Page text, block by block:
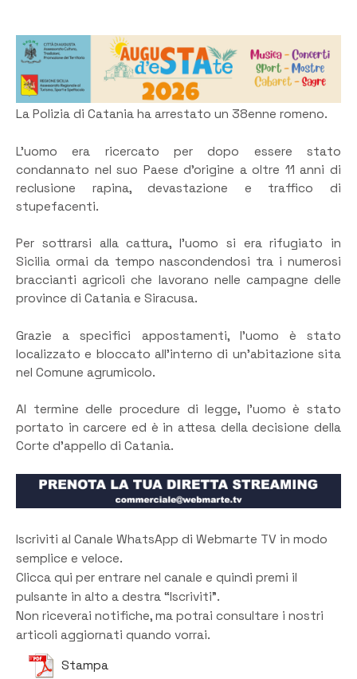
La Polizia di Catania ha arrestato un 38enne romeno.
L’uomo era ricercato per dopo essere stato
condannato nel suo Paese d’origine a oltre 11 anni di
reclusione rapina, devastazione e traffico di
stupefacenti.
Per sottrarsi alla cattura, l’uomo si era rifugiato in
Sicilia ormai da tempo nascondendosi tra i numerosi
braccianti agricoli che lavorano nelle campagne delle
province di Catania e Siracusa.
Grazie a specifici appostamenti, l’uomo è stato
localizzato e bloccato all’interno di un’abitazione sita
nel Comune agrumicolo.
Al termine delle procedure di legge, l’uomo è stato
portato in carcere ed è in attesa della decisione della
Corte d’appello di Catania.
Iscriviti al Canale WhatsApp di Webmarte TV in modo
semplice e veloce.
Clicca qui per entrare nel canale e quindi premi il
pulsante in alto a destra “Iscriviti”.
Non riceverai notifiche, ma potrai consultare i nostri
articoli aggiornati quando vorrai.
Stampa